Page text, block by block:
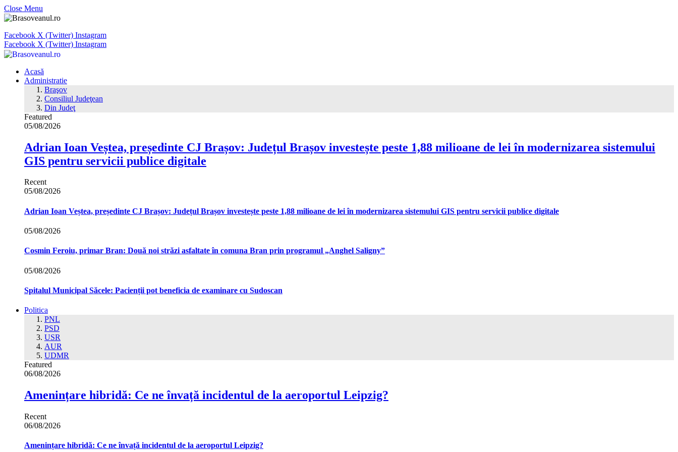
Close Menu
Facebook X (Twitter) Instagram
Facebook X (Twitter) Instagram
Acasă
Administratie
Braşov
Consiliul Judeţean
Din Judeţ
Featured
05/08/2026
Adrian Ioan Veștea, președinte CJ Brașov: Județul Brașov investește peste 1,88 milioane de lei în modernizarea sistemului
GIS pentru servicii publice digitale
Recent
05/08/2026
Adrian Ioan Veștea, președinte CJ Brașov: Județul Brașov investește peste 1,88 milioane de lei în modernizarea sistemului GIS pentru servicii publice digitale
05/08/2026
Cosmin Feroiu, primar Bran: Două noi străzi asfaltate în comuna Bran prin programul „Anghel Saligny”
05/08/2026
Spitalul Municipal Săcele: Pacienții pot beneficia de examinare cu Sudoscan
Politica
PNL
PSD
USR
AUR
UDMR
Featured
06/08/2026
Amenințare hibridă: Ce ne învață incidentul de la aeroportul Leipzig?
Recent
06/08/2026
Amenințare hibridă: Ce ne învață incidentul de la aeroportul Leipzig?